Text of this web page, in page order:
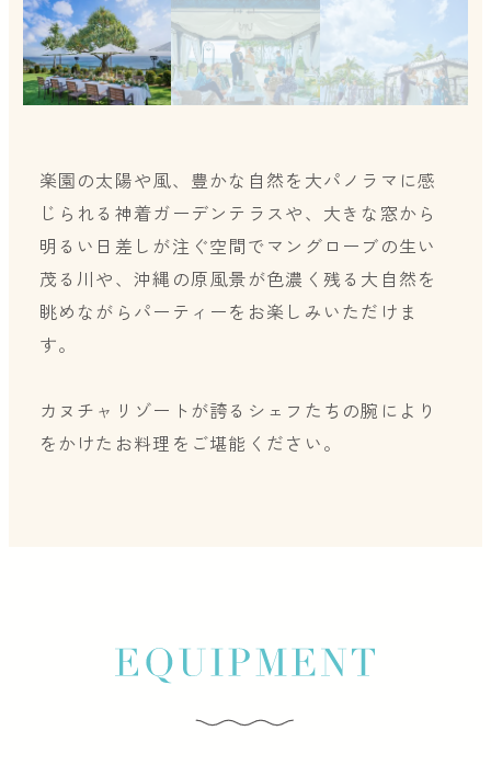
楽園の太陽や風、豊かな自然を大パノラマに感
じられる神着ガーデンテラスや、大きな窓から
明るい日差しが注ぐ空間でマングローブの生い
茂る川や、沖縄の原風景が色濃く残る大自然を
眺めながらパーティーをお楽しみいただけま
す。
カヌチャリゾートが誇るシェフたちの腕により
をかけたお料理をご堪能ください。